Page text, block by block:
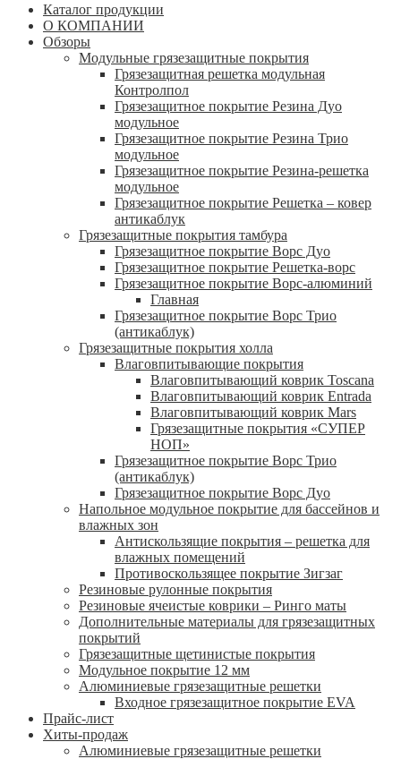
Каталог продукции
О КОМПАНИИ
Обзоры
Модульные грязезащитные покрытия
Грязезащитная решетка модульная
Контролпол
Грязезащитное покрытие Резина Дуо
модульное
Грязезащитное покрытие Резина Трио
модульное
Грязезащитное покрытие Резина-решетка
модульное
Грязезащитное покрытие Решетка – ковер
антикаблук
Грязезащитные покрытия тамбура
Грязезащитное покрытие Ворс Дуо
Грязезащитное покрытие Решетка-ворс
Грязезащитное покрытие Ворс-алюминий
Главная
Грязезащитное покрытие Ворс Трио
(антикаблук)
Грязезащитные покрытия холла
Влаговпитывающие покрытия
Влаговпитывающий коврик Toscana
Влаговпитывающий коврик Entrada
Влаговпитывающий коврик Mars
Грязезащитные покрытия «СУПЕР
НОП»
Грязезащитное покрытие Ворс Трио
(антикаблук)
Грязезащитное покрытие Ворс Дуо
Напольное модульное покрытие для бассейнов и
влажных зон
Антискользящие покрытия – решетка для
влажных помещений
Противоскользящее покрытие Зигзаг
Резиновые рулонные покрытия
Резиновые ячеистые коврики – Ринго маты
Дополнительные материалы для грязезащитных
покрытий
Грязезащитные щетинистые покрытия
Модульное покрытие 12 мм
Алюминиевые грязезащитные решетки
Входное грязезащитное покрытие EVA
Прайс-лист
Хиты-продаж
Алюминиевые грязезащитные решетки